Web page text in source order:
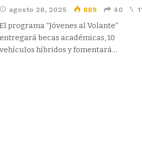
agosto 28, 2025 889 40
El programa “Jóvenes al Volante”
entregará becas académicas, 10
vehículos híbridos y fomentará…